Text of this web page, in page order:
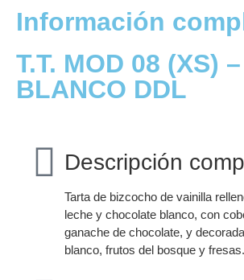
Información
T.T. MOD 08 (XS)
BLANCO DDL
Descripción
Tarta de bizcocho de vainilla
leche y chocolate blanco, con
ganache de chocolate, y
blanco, frutos del bosque y fresas.